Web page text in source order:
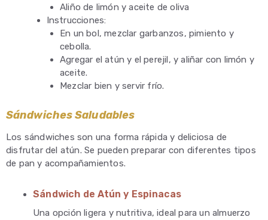
Aliño de limón y aceite de oliva
Instrucciones:
En un bol, mezclar garbanzos, pimiento y
cebolla.
Agregar el atún y el perejil, y aliñar con limón y
aceite.
Mezclar bien y servir frío.
Sándwiches Saludables
Los sándwiches son una forma rápida y deliciosa de
disfrutar del atún. Se pueden preparar con diferentes tipos
de pan y acompañamientos.
Sándwich de Atún y Espinacas
Una opción ligera y nutritiva, ideal para un almuerzo